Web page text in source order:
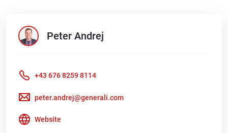
Peter Andrej
+43 676 8259 8114
peter.andrej@generali.com
Website